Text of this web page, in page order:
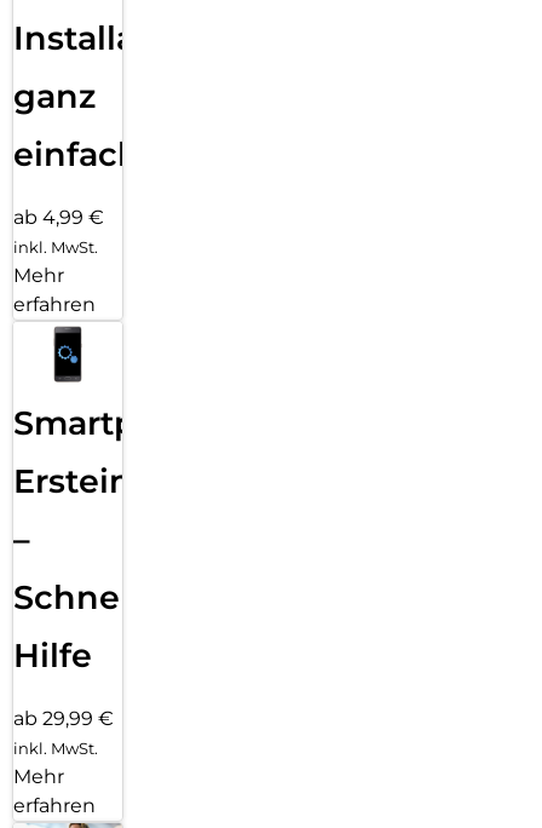
Installation
ganz
einfach
ab 4,99 €
inkl. MwSt.
Mehr
erfahren
Smartphone
Ersteinrichtung
–
Schnelle
Hilfe
ab 29,99 €
inkl. MwSt.
Mehr
erfahren